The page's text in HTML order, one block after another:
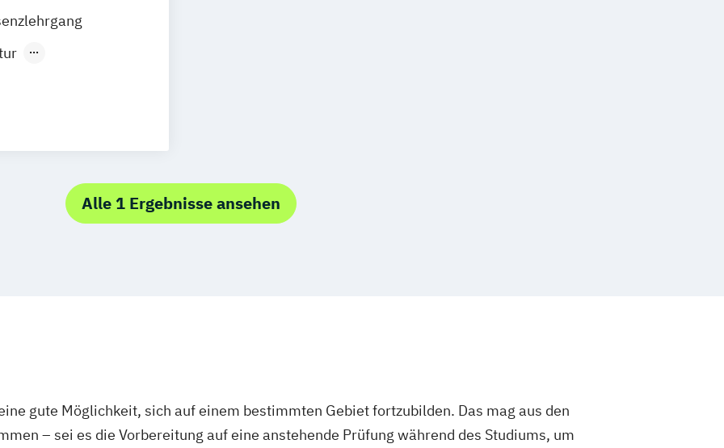
Heidelberg
Augsburg
Pirmasens
Alle 1 Ergebnisse ansehen
gute Möglichkeit, sich auf einem bestimmten Gebiet fortzubilden. Das mag aus den
– sei es die Vorbereitung auf eine anstehende Prüfung während des Studiums, um